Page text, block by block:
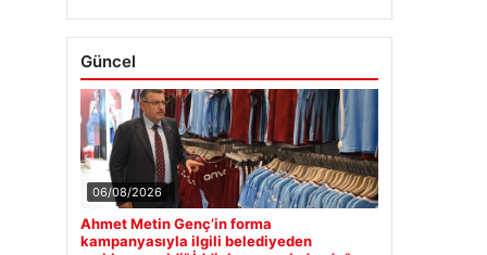
Güncel
06/08/2026
Ahmet Metin Genç’in forma
kampanyasıyla ilgili belediyeden